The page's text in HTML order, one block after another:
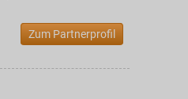
Zum Partnerprofil